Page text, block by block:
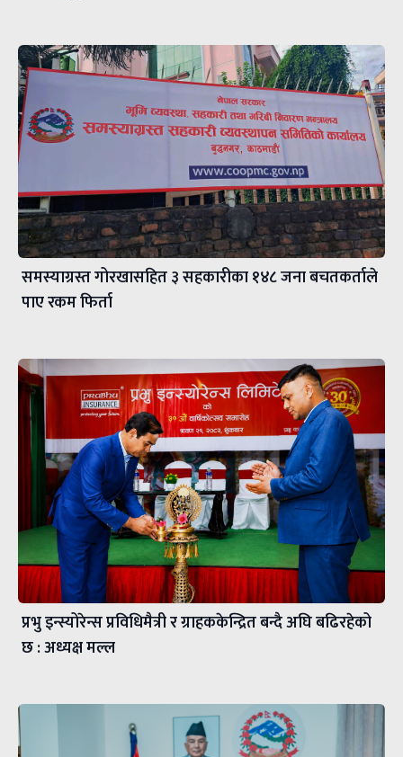
समस्याग्रस्त गोरखासहित ३ सहकारीका १४८ जना बचतकर्ताले
पाए रकम फिर्ता
प्रभु इन्स्योरेन्स प्रविधिमैत्री र ग्राहककेन्द्रित बन्दै अघि बढिरहेको
छ : अध्यक्ष मल्ल